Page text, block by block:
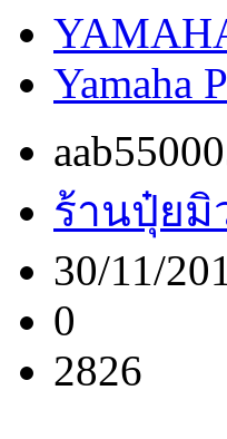
Yamaha
ร้านปุ๋ยมิ
30/11/
0
2826